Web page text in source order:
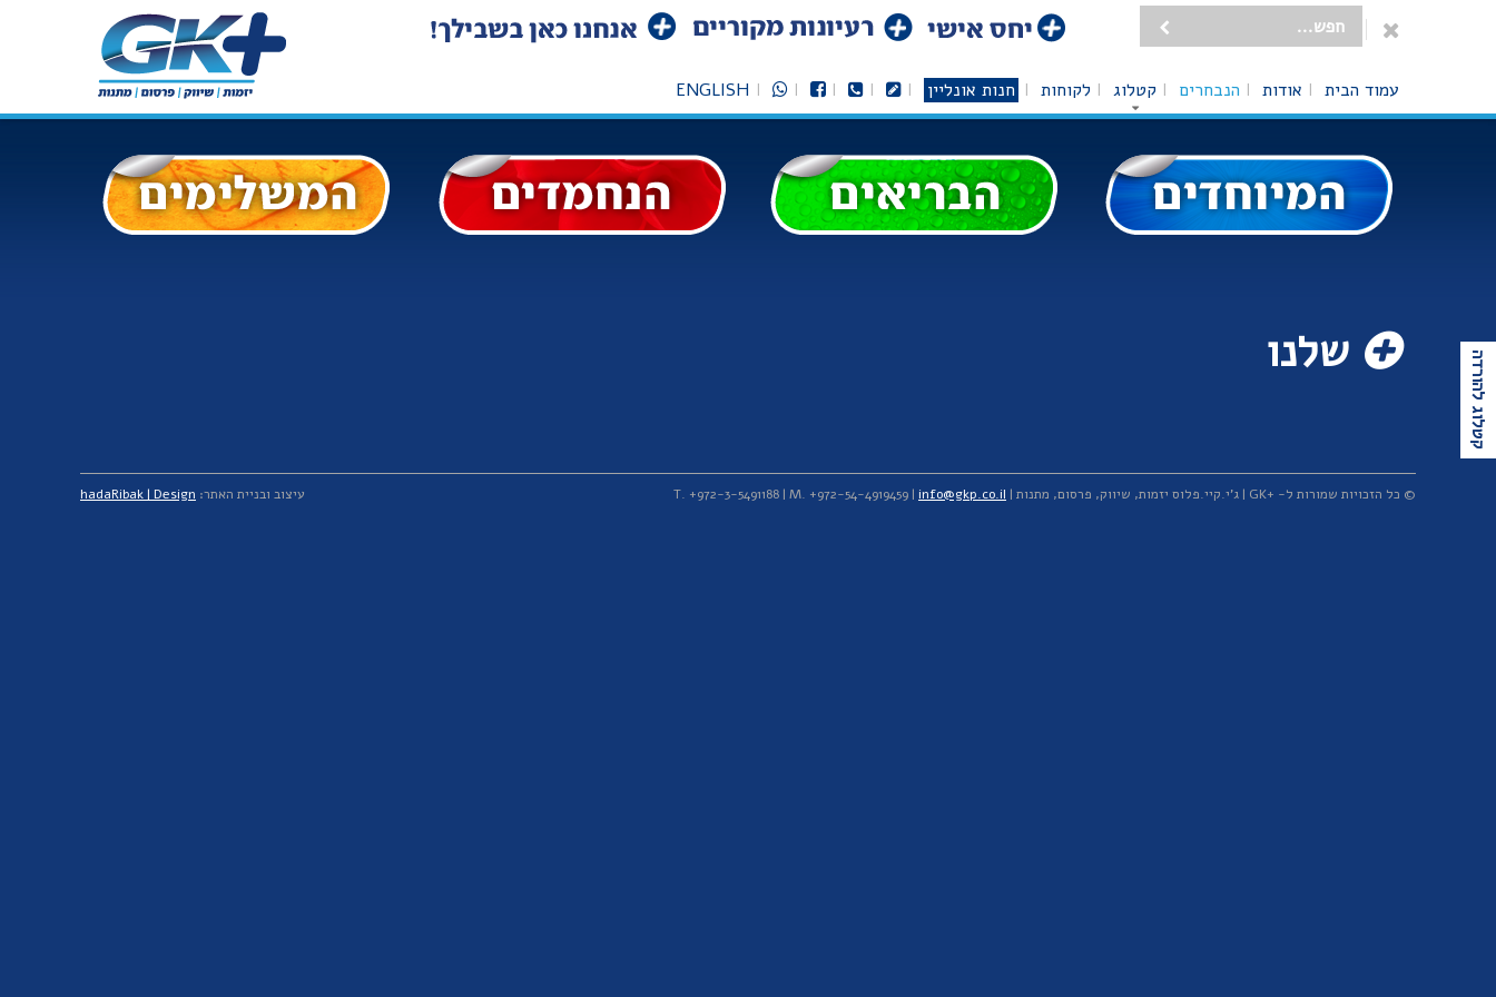
עמוד הבית אודות הנבחרים קטלוג לקוחות חנות אונליין ENGLISH
קטלוג להורדה שלנו
עיצוב ובניית האתר: hadaRibak | Design © כל הזכויות שמורות ל- +GK | ג'י.קיי.פלוס יזמות, שיווק, פרסום, מתנות | T. +972-3-5491188 | M. +972-54-4919459 | info@gkp.co.il